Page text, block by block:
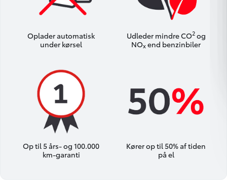
Oplader automatisk
under kørsel
Udleder mindre CO2og
NOxend benzinbiler
Op til 5 års- og 100.000
km-garanti
Kører op til 50% af tiden
på el